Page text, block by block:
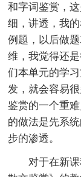
和字词鉴赏，
细，讲透，我
例题，以后做
维，我觉得还
们本单元的学
发，就会容易
鉴赏的一个重
的做法是先系
步的渗透。
对于在新